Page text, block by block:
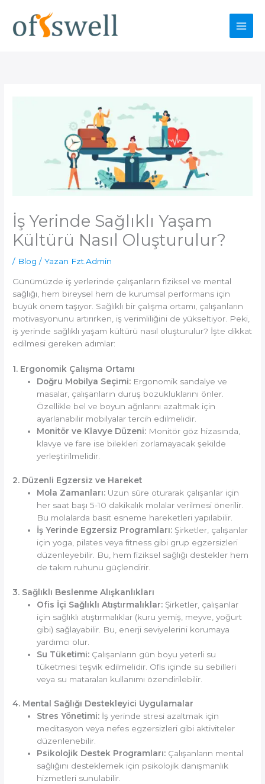
İş Yerinde Sağlıklı Yaşam
Kültürü Nasıl Oluşturulur?
/ Blog / Yazan Fzt.Admin
Günümüzde iş yerlerinde çalışanların fiziksel ve mental
sağlığı, hem bireysel hem de kurumsal performans için
büyük önem taşıyor. Sağlıklı bir çalışma ortamı, çalışanların
motivasyonunu artırırken, iş verimliliğini de yükseltiyor. Peki,
iş yerinde sağlıklı yaşam kültürü nasıl oluşturulur? İşte dikkat
edilmesi gereken adımlar:
1. Ergonomik Çalışma Ortamı
Doğru Mobilya Seçimi: Ergonomik sandalye ve
masalar, çalışanların duruş bozukluklarını önler.
Özellikle bel ve boyun ağrılarını azaltmak için
ayarlanabilir mobilyalar tercih edilmelidir.
Monitör ve Klavye Düzeni: Monitör göz hizasında,
klavye ve fare ise bilekleri zorlamayacak şekilde
yerleştirilmelidir.
2. Düzenli Egzersiz ve Hareket
Mola Zamanları: Uzun süre oturarak çalışanlar için
her saat başı 5-10 dakikalık molalar verilmesi önerilir.
Bu molalarda basit esneme hareketleri yapılabilir.
İş Yerinde Egzersiz Programları: Şirketler, çalışanlar
için yoga, pilates veya fitness gibi grup egzersizleri
düzenleyebilir. Bu, hem fiziksel sağlığı destekler hem
de takım ruhunu güçlendirir.
3. Sağlıklı Beslenme Alışkanlıkları
Ofis İçi Sağlıklı Atıştırmalıklar: Şirketler, çalışanlar
için sağlıklı atıştırmalıklar (kuru yemiş, meyve, yoğurt
gibi) sağlayabilir. Bu, enerji seviyelerini korumaya
yardımcı olur.
Su Tüketimi: Çalışanların gün boyu yeterli su
tüketmesi teşvik edilmelidir. Ofis içinde su sebilleri
veya su mataraları kullanımı özendirilebilir.
4. Mental Sağlığı Destekleyici Uygulamalar
Stres Yönetimi: İş yerinde stresi azaltmak için
meditasyon veya nefes egzersizleri gibi aktiviteler
düzenlenebilir.
Psikolojik Destek Programları: Çalışanların mental
sağlığını desteklemek için psikolojik danışmanlık
hizmetleri sunulabilir.